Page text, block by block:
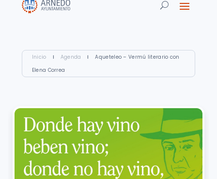
Inicio I Agenda I
Aqueteleo – Vermú literario con
Elena Correa